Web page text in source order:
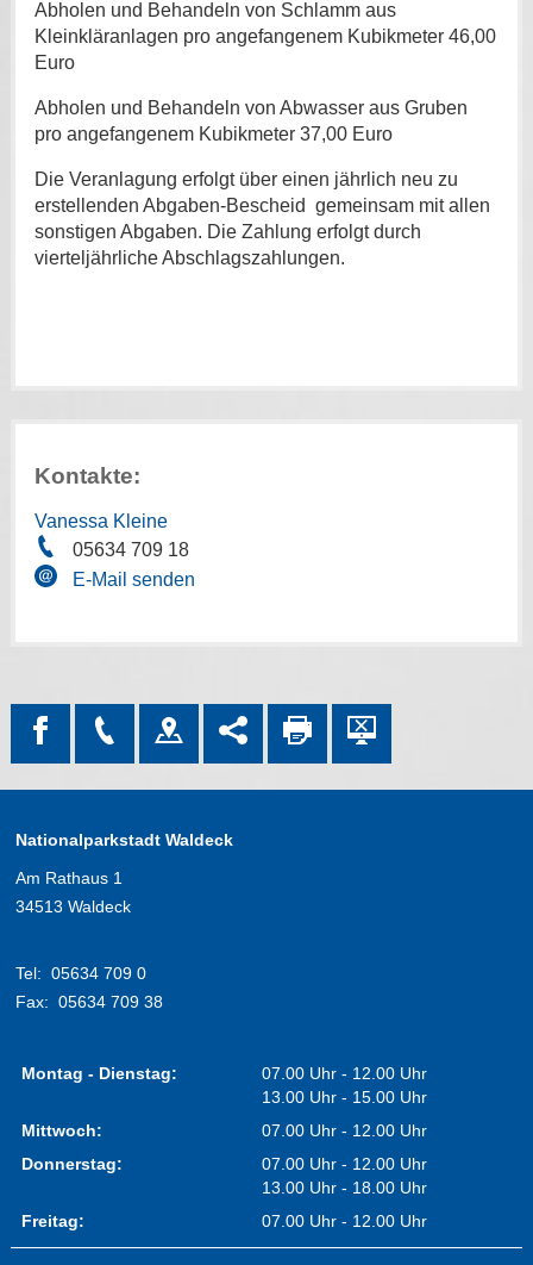
Abholen und Behandeln von Schlamm aus
Kleinkläranlagen pro angefangenem Kubikmeter 46,00
Euro
Abholen und Behandeln von Abwasser aus Gruben
pro angefangenem Kubikmeter 37,00 Euro
Die Veranlagung erfolgt über einen jährlich neu zu
erstellenden Abgaben-Bescheid gemeinsam mit allen
sonstigen Abgaben. Die Zahlung erfolgt durch
vierteljährliche Abschlagszahlungen.
Kontakte:
Vanessa Kleine
05634 709 18
E-Mail senden
Nationalparkstadt Waldeck
Am Rathaus 1
34513 Waldeck
Tel: 05634 709 0
Fax: 05634 709 38
Montag - Dienstag:
07.00 Uhr - 12.00 Uhr
13.00 Uhr - 15.00 Uhr
Mittwoch:
07.00 Uhr - 12.00 Uhr
Donnerstag:
07.00 Uhr - 12.00 Uhr
13.00 Uhr - 18.00 Uhr
Freitag:
07.00 Uhr - 12.00 Uhr